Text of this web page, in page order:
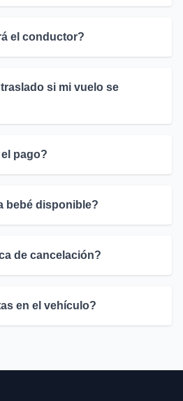
el conductor?
si mi vuelo se
pago?
bebé disponible?
de cancelación?
en el vehículo?